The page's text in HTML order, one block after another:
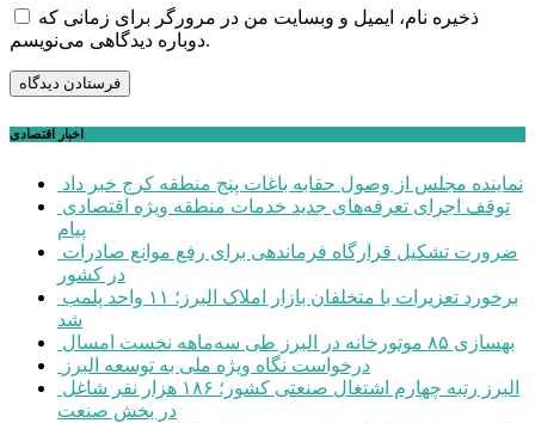
ذخیره نام، ایمیل و وبسایت من در مرورگر برای زمانی که
دوباره دیدگاهی می‌نویسم.
اخبار اقتصادی
نماینده مجلس از وصول حقابه باغات پنج منطقه کرج خبر داد
پیام
در کشور
شد
بهسازی ۸۵ موتورخانه در البرز طی سه‌ماهه نخست امسال
درخواست نگاه ویژه ملی به توسعه البرز
در بخش صنعت